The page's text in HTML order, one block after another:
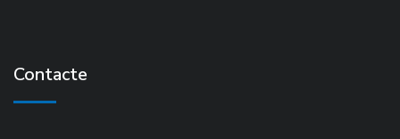
Contacte